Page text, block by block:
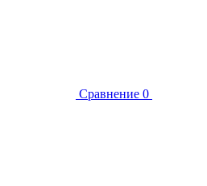
Сравнение 0